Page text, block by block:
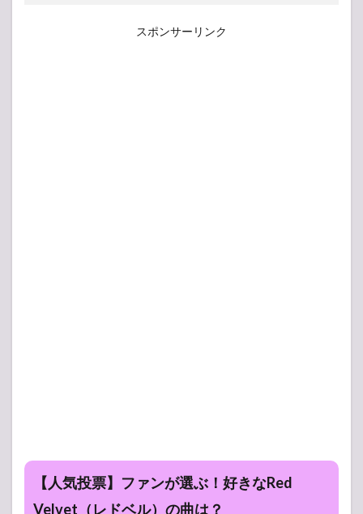
スポンサーリンク
【人気投票】ファンが選ぶ！好きなRed
Velvet（レドベル）の曲は？